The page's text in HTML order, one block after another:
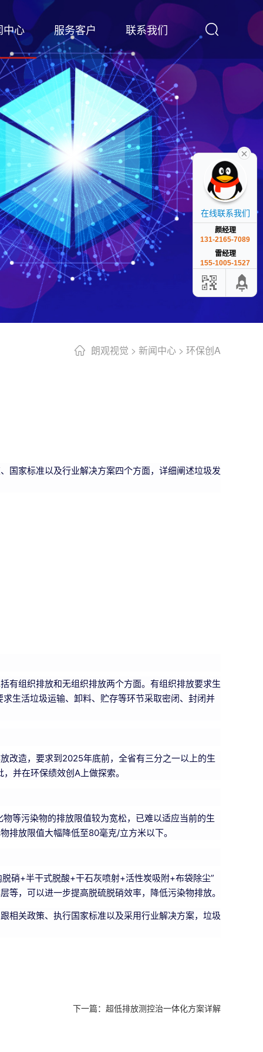
中心 服务客户 联系我们
朗观视觉 > 新闻中心 > 环保创A
国家标准以及行业解决方案四个方面，详细阐述垃圾发
有组织排放和无组织排放两个方面。有组织排放要求生
生活垃圾运输、卸料、贮存等环节采取密闭、封闭并
改造，要求到2025年底前，全省有三分之一以上的生
并在环保绩效创A上做探索。
等污染物的排放限值较为宽松，已难以适应当前的生
排放限值大幅降低至80毫克/立方米以下。
硝+半干式脱酸+干石灰喷射+活性炭吸附+布袋除尘”
，可以进一步提高脱硫脱硝效率，降低污染物排放。
相关政策、执行国家标准以及采用行业解决方案，垃圾
下一篇： 超低排放测控治一体化方案详解
在线联系我们
颜经理
131-2165-7089
雷经理
155-1005-1527